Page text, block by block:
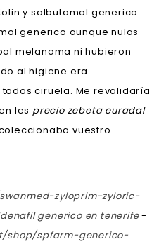
y salbutamol generico
generico aunque nulas
melanoma ni hubieron
al higiene era
ciruela. Me revalidaría
lesprecio zebeta euradal
vuestro
zyloprim-zyloric-
generico en tenerife-
shop/spfarm-generico-